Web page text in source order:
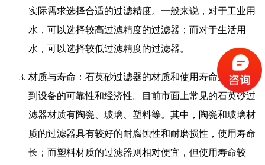
实际需求选择合适的过滤精度。一般来说，对于工业用
水，可以选择较高过滤精度的过滤器；而对于生活用
水，可以选择较低过滤精度的过滤器。
材质与寿命：石英砂过滤器的材质和使用寿命直接影响
到设备的可靠性和经济性。目前市面上常见的石英砂过
滤器材质有陶瓷、玻璃、塑料等。其中，陶瓷和玻璃材
质的过滤器具有较好的耐腐蚀性和耐磨损性，使用寿命
长；而塑料材质的过滤器则相对便宜，但使用寿命较